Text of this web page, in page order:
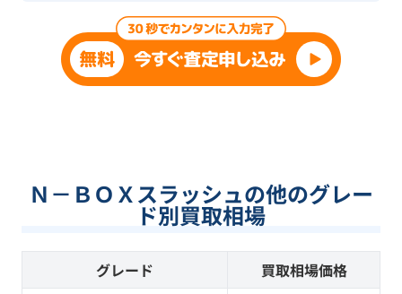
Ｎ－ＢＯＸスラッシュの他のグレー
ド別買取相場
グレード
買取相場価格